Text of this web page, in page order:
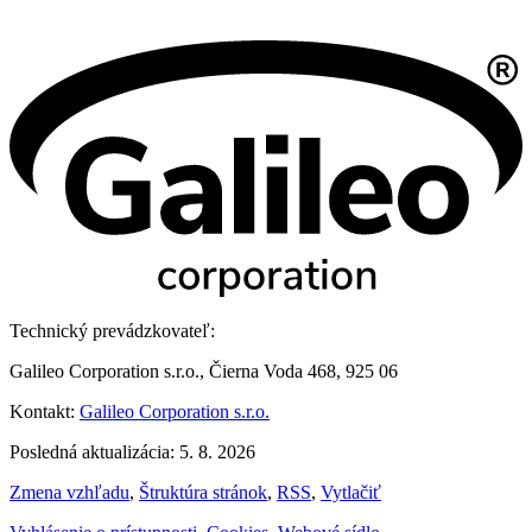
Technický prevádzkovateľ:
Galileo Corporation s.r.o., Čierna Voda 468, 925 06
Kontakt: Galileo Corporation s.r.o.
Posledná aktualizácia: 5. 8. 2026
Zmena vzhľadu, Štruktúra stránok, RSS, Vytlačiť